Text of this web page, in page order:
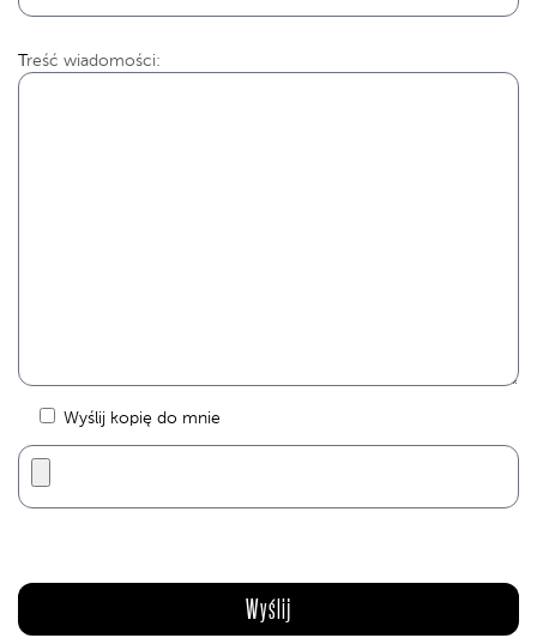
Treść wiadomości:
Wyślij kopię do mnie